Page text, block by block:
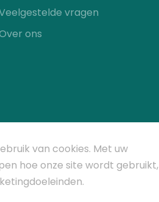
vragen
ons
van cookies. Met uw
hoe onze site wordt gebruikt,